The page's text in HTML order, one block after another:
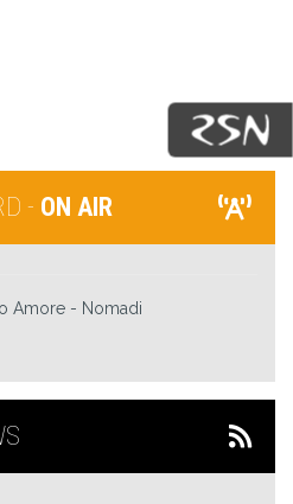
- ON AIR
Amore Nomadi